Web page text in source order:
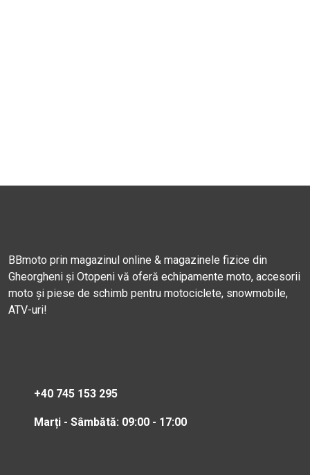
BBmoto prin magazinul online & magazinele fizice din
Gheorgheni și Otopeni vă oferă echipamente moto, accesorii
moto și piese de schimb pentru motociclete, snowmobile,
ATV-uri!
+40 745 153 295
Marți - Sâmbătă: 09:00 - 17:00